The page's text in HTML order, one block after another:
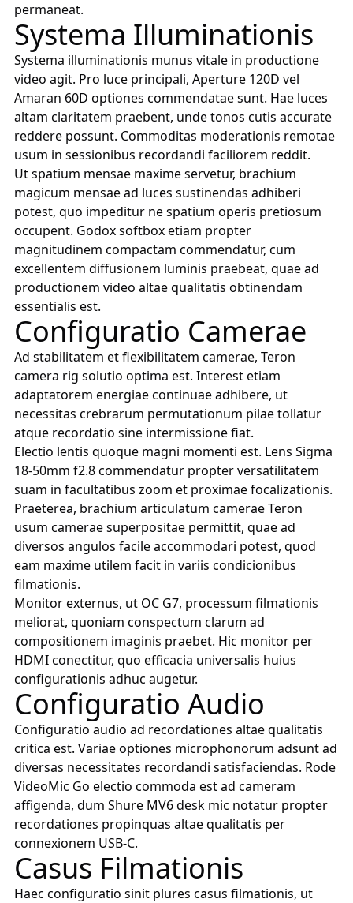
permaneat.
Systema Illuminationis
Systema illuminationis munus vitale in productione
video agit. Pro luce principali, Aperture 120D vel
Amaran 60D optiones commendatae sunt. Hae luces
altam claritatem praebent, unde tonos cutis accurate
reddere possunt. Commoditas moderationis remotae
usum in sessionibus recordandi faciliorem reddit.
Ut spatium mensae maxime servetur, brachium
magicum mensae ad luces sustinendas adhiberi
potest, quo impeditur ne spatium operis pretiosum
occupent. Godox softbox etiam propter
magnitudinem compactam commendatur, cum
excellentem diffusionem luminis praebeat, quae ad
productionem video altae qualitatis obtinendam
essentialis est.
Configuratio Camerae
Ad stabilitatem et flexibilitatem camerae, Teron
camera rig solutio optima est. Interest etiam
adaptatorem energiae continuae adhibere, ut
necessitas crebrarum permutationum pilae tollatur
atque recordatio sine intermissione fiat.
Electio lentis quoque magni momenti est. Lens Sigma
18-50mm f2.8 commendatur propter versatilitatem
suam in facultatibus zoom et proximae focalizationis.
Praeterea, brachium articulatum camerae Teron
usum camerae superpositae permittit, quae ad
diversos angulos facile accommodari potest, quod
eam maxime utilem facit in variis condicionibus
filmationis.
Monitor externus, ut OC G7, processum filmationis
meliorat, quoniam conspectum clarum ad
compositionem imaginis praebet. Hic monitor per
HDMI conectitur, quo efficacia universalis huius
configurationis adhuc augetur.
Configuratio Audio
Configuratio audio ad recordationes altae qualitatis
critica est. Variae optiones microphonorum adsunt ad
diversas necessitates recordandi satisfaciendas. Rode
VideoMic Go electio commoda est ad cameram
affigenda, dum Shure MV6 desk mic notatur propter
recordationes propinquas altae qualitatis per
connexionem USB-C.
Casus Filmationis
Haec configuratio sinit plures casus filmationis, ut